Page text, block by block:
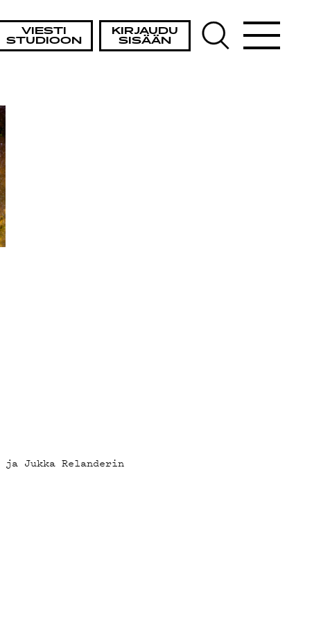
VIESTI
STUDIOON
KIRJAUDU
SISÄÄN
ja Jukka Relanderin